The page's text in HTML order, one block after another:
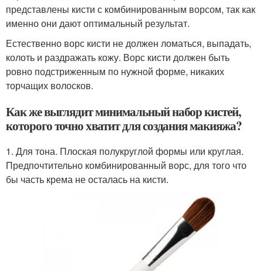
представлены кисти с комбинированным ворсом, так как
именно они дают оптимальный результат.
Естественно ворс кисти не должен ломаться, выпадать,
колоть и раздражать кожу. Ворс кисти должен быть
ровно подстриженным по нужной форме, никаких
торчащих волосков.
Как же выглядит минимальный набор кистей,
которого точно хватит для создания макияжа?
1. Для тона. Плоская полукруглой формы или круглая.
Предпочтительно комбинированный ворс, для того что
бы часть крема не осталась на кисти.